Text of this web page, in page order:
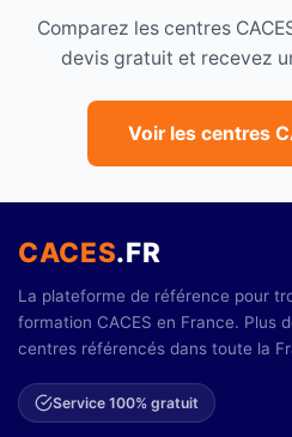
Comparez les centres
devis gratuit et recevez
Voir les centres
CACES.FR
La plateforme de référence pour
formation CACES en France. Plus
centres référencés dans toute la
Service 100% gratuit